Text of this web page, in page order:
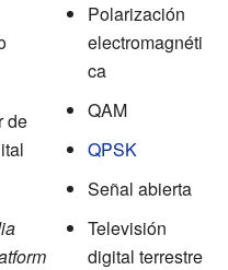
de
Polarización
electromagnéti
ca
QAM
QPSK
Señal abierta
Televisión
digital terrestre